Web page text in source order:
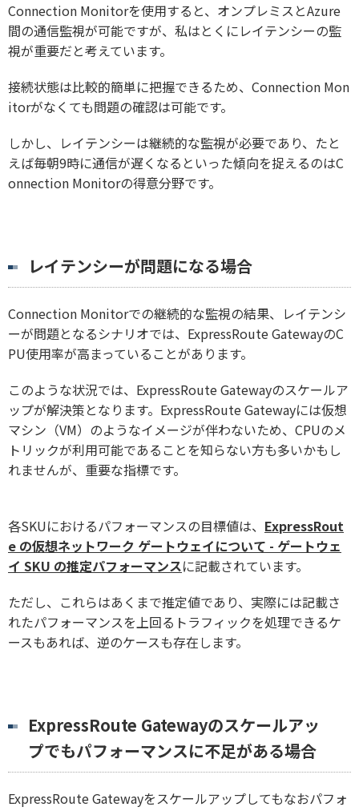
Connection Monitorを使用すると、オンプレミスとAzure
間の通信監視が可能ですが、私はとくにレイテンシーの監
視が重要だと考えています。
接続状態は比較的簡単に把握できるため、Connection Mon
itorがなくても問題の確認は可能です。
しかし、レイテンシーは継続的な監視が必要であり、たと
えば毎朝9時に通信が遅くなるといった傾向を捉えるのはC
onnection Monitorの得意分野です。
レイテンシーが問題になる場合
Connection Monitorでの継続的な監視の結果、レイテンシ
ーが問題となるシナリオでは、ExpressRoute GatewayのC
PU使用率が高まっていることがあります。
このような状況では、ExpressRoute Gatewayのスケールア
ップが解決策となります。ExpressRoute Gatewayには仮想
マシン（VM）のようなイメージが伴わないため、CPUのメ
トリックが利用可能であることを知らない方も多いかもし
れませんが、重要な指標です。
各SKUにおけるパフォーマンスの目標値は、 ExpressRout
e の仮想ネットワーク ゲートウェイについて - ゲートウェ
イ SKU の推定パフォーマンスに記載されています。
ただし、これらはあくまで推定値であり、実際には記載さ
れたパフォーマンスを上回るトラフィックを処理できるケ
ースもあれば、逆のケースも存在します。
ExpressRoute Gatewayのスケールアッ
プでもパフォーマンスに不足がある場合
ExpressRoute Gatewayをスケールアップしてもなおパフォ